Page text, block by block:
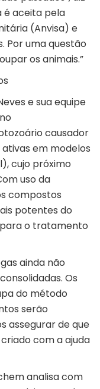
é aceita pela
(Anvisa) e
Por uma questão
os animais.”
e sua equipe
causador
em modelos
cujo próximo
uso da
compostos
potentes do
o tratamento
ainda não
Os
do método
serão
assegurar de que
com a ajuda
analisa com